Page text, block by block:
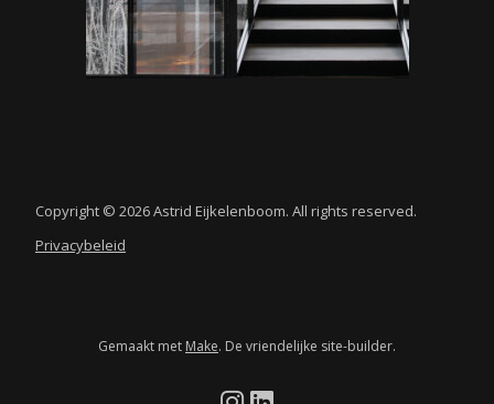
Copyright © 2026 Astrid Eijkelenboom. All rights reserved.
Privacybeleid
Gemaakt met Make. De vriendelijke site-builder.